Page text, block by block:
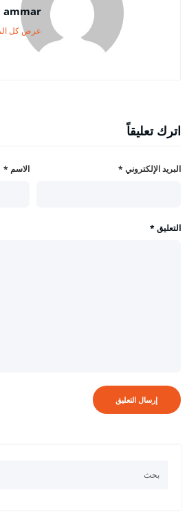
ammar
عرض كل
اترك تعليقاً
الاسم * البريد الإلكتروني *
التعليق *